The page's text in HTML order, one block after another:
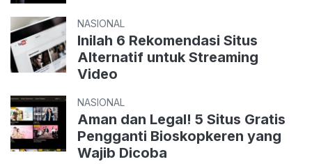
NASIONAL
Inilah 6 Rekomendasi Situs
Alternatif untuk Streaming
Video
NASIONAL
Aman dan Legal! 5 Situs Gratis
Pengganti Bioskopkeren yang
Wajib Dicoba